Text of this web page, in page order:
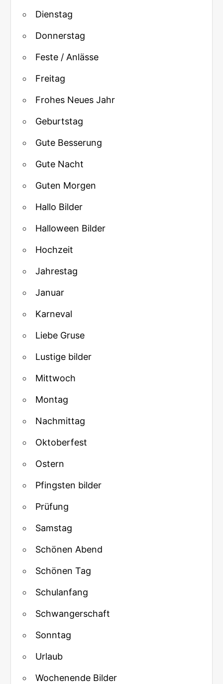
Dienstag
Donnerstag
Feste / Anlässe
Freitag
Frohes Neues Jahr
Geburtstag
Gute Besserung
Gute Nacht
Guten Morgen
Hallo Bilder
Halloween Bilder
Hochzeit
Jahrestag
Januar
Karneval
Liebe Gruse
Lustige bilder
Mittwoch
Montag
Nachmittag
Oktoberfest
Ostern
Pfingsten bilder
Prüfung
Samstag
Schönen Abend
Schönen Tag
Schulanfang
Schwangerschaft
Sonntag
Urlaub
Wochenende Bilder